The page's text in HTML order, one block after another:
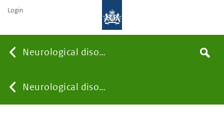
Neurological disorders
YouNeurological disorders
the
Search
Login